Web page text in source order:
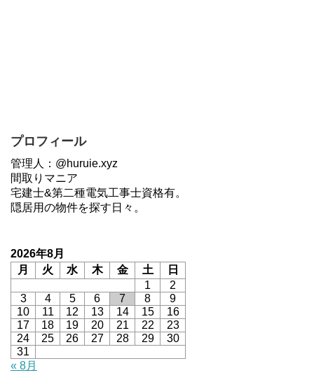
プロフィール
管理人：@huruie.xyz
間取りマニア
宅建士&第二種電気工事士資格有。
隠居用の物件を探す日々。
2026年8月
月
火 水 木 金 土
日
1
2
3
4 5 6 7 8
9
10
11 12 13 14 15
16
17
18 19 20 21 22
23
24
25 26 27 28 29
30
31
« 8月